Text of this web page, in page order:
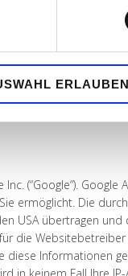
ERLAUBEN
per E-
durch Dritte zur
der Seiten
(“Google“).
ermöglicht. Die
USA übertragen
die
Informationen